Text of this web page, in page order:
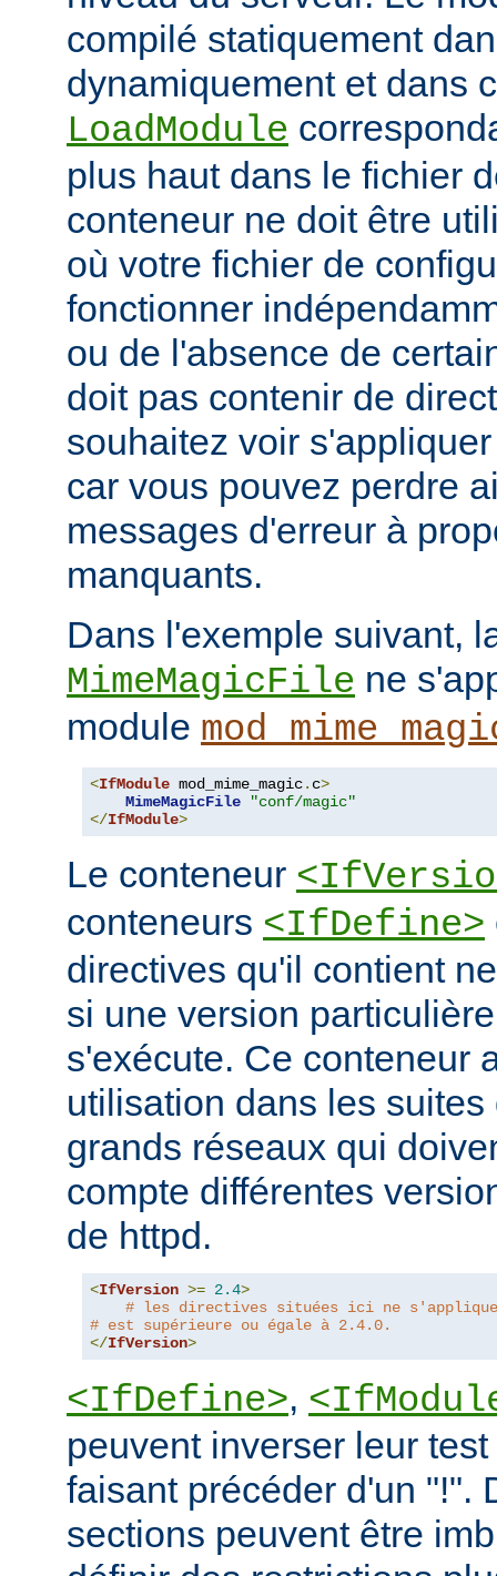
compilé statiquement
dynamiquement et dans
LoadModule
plus haut dans le fichier
conteneur ne doit être
où votre fichier de
fonctionner
ou de l'absence de
doit pas contenir de
souhaitez voir
car vous pouvez perdre
messages d'erreur à
manquants.
Dans l'exemple suivant,
MimeMagicFile ne
module
<IfModule mod_mime_magic. c>
MimeMagicFile
"conf/magic"
</IfModule>
Le conteneur
conteneurs <IfDefine>
directives qu'il contient
si une version
s'exécute. Ce conteneur
utilisation dans les
grands réseaux qui
compte différentes
de httpd.
<IfVersion >= 2.4>
# les directives situées ici ne
# est supérieure ou égale à 2.4.0.
</IfVersion>
<IfDefine>,
peuvent inverser leur
faisant précéder d'un "!".
sections peuvent être